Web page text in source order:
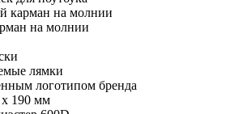
карман на молнии
на молнии
лямки
логотипом бренда
x 190 мм